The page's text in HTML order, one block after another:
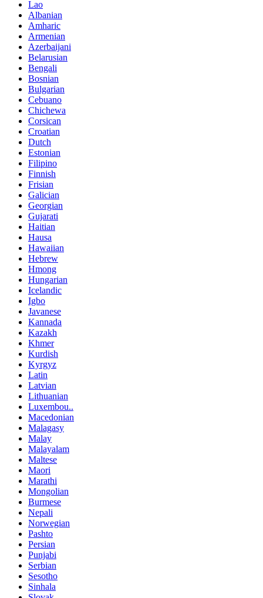
Lao
Albanian
Amharic
Armenian
Azerbaijani
Belarusian
Bengali
Bosnian
Bulgarian
Cebuano
Chichewa
Corsican
Croatian
Dutch
Estonian
Filipino
Finnish
Frisian
Galician
Georgian
Gujarati
Haitian
Hausa
Hawaiian
Hebrew
Hmong
Hungarian
Icelandic
Igbo
Javanese
Kannada
Kazakh
Khmer
Kurdish
Kyrgyz
Latin
Latvian
Lithuanian
Luxembou..
Macedonian
Malagasy
Malay
Malayalam
Maltese
Maori
Marathi
Mongolian
Burmese
Nepali
Norwegian
Pashto
Persian
Punjabi
Serbian
Sesotho
Sinhala